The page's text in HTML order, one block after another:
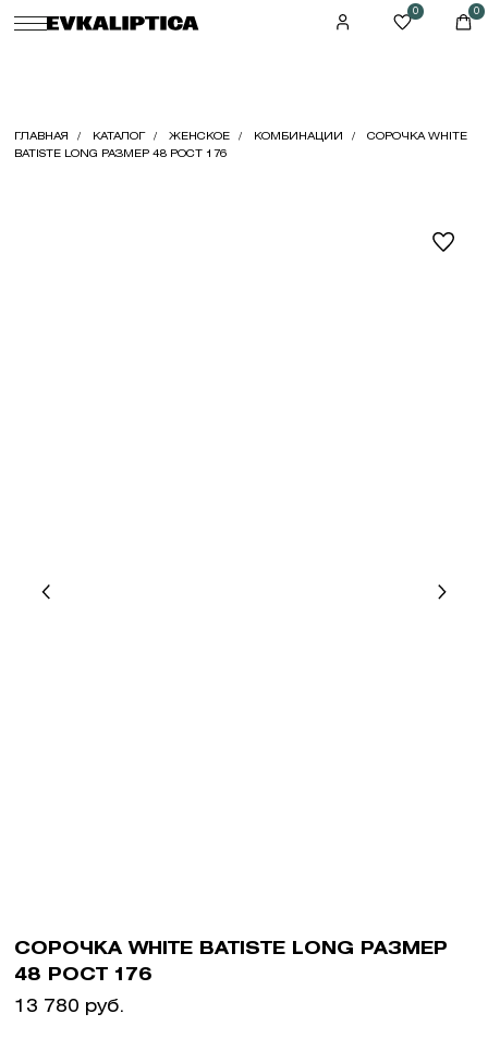
0 0
ГЛАВНАЯ КАТАЛОГ ЖЕНСКОЕ КОМБИНАЦИИ
СОРОЧКА WHITE
BATISTE LONG РАЗМЕР 48 РОСТ 176
СОРОЧКА WHITE BATISTE LONG РАЗМЕР
48 РОСТ 176
13 780 руб.